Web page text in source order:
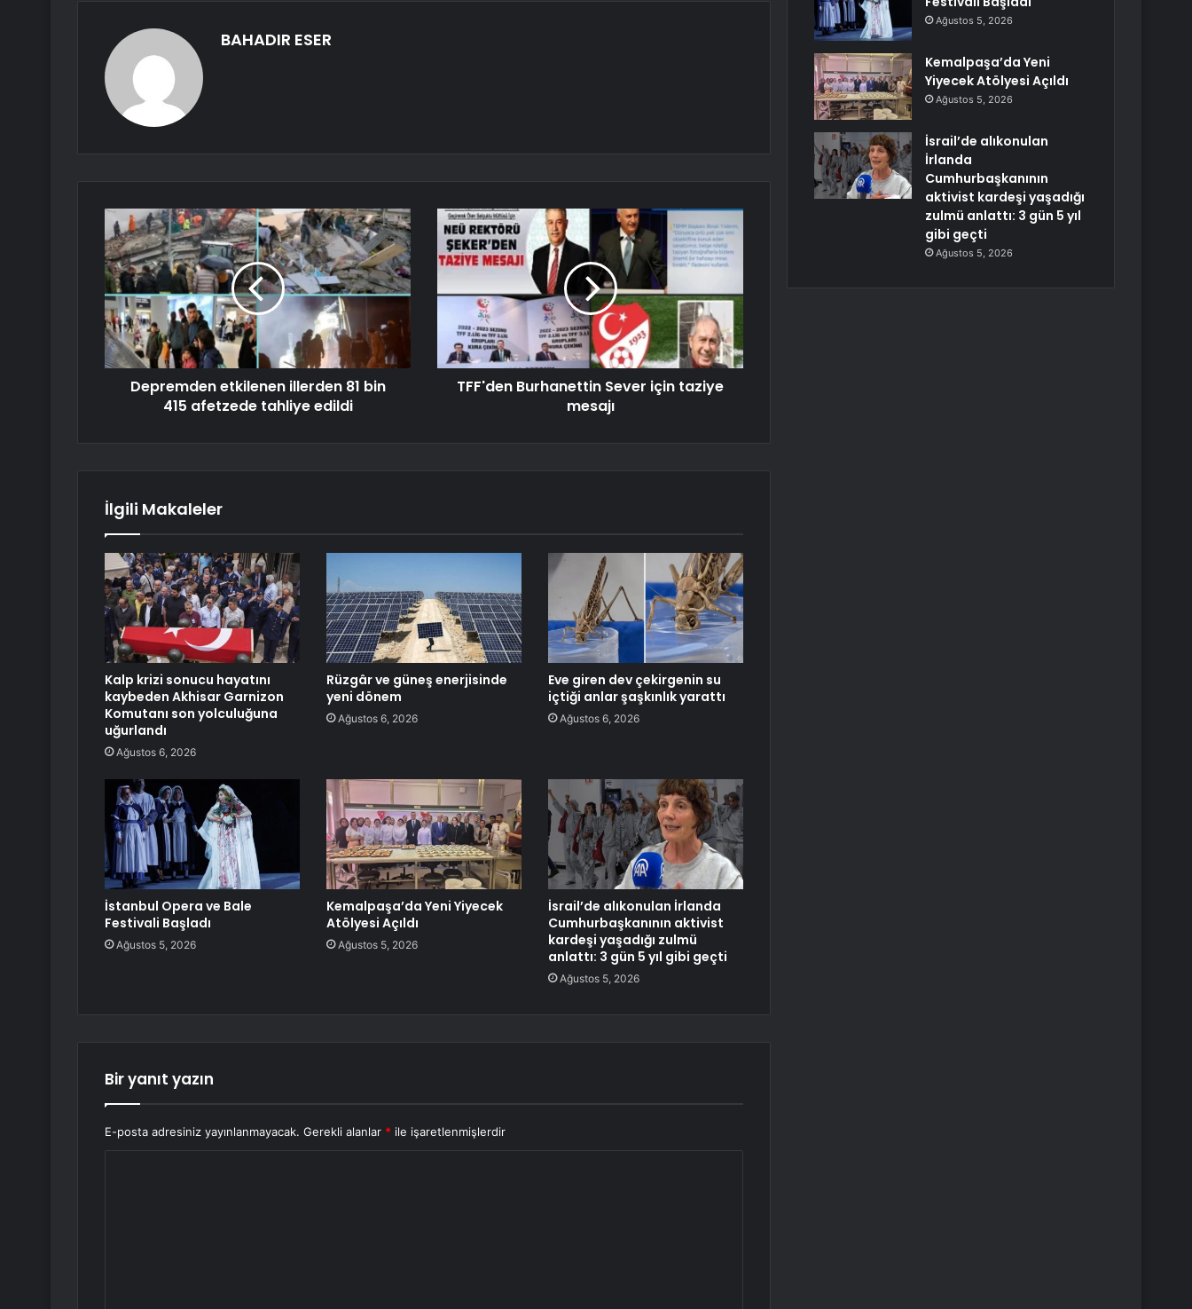
BAHADIR ESER
Depremden etkilenen illerden 81 bin
415 afetzede tahliye edildi
TFF'den Burhanettin Sever için taziye
mesajı
İlgili Makaleler
Kalp krizi sonucu hayatını
kaybeden Akhisar Garnizon
Komutanı son yolculuğuna
uğurlandı
Ağustos 6, 2026
Rüzgâr ve güneş enerjisinde
yeni dönem
Ağustos 6, 2026
Eve giren dev çekirgenin su
içtiği anlar şaşkınlık yarattı
Ağustos 6, 2026
İstanbul Opera ve Bale
Festivali Başladı
Ağustos 5, 2026
Kemalpaşa’da Yeni Yiyecek
Atölyesi Açıldı
Ağustos 5, 2026
İsrail’de alıkonulan İrlanda
Cumhurbaşkanının aktivist
kardeşi yaşadığı zulmü
anlattı: 3 gün 5 yıl gibi geçti
Ağustos 5, 2026
Bir yanıt yazın
E-posta adresiniz yayınlanmayacak. Gerekli alanlar * ile işaretlenmişlerdir
Ağustos 5, 2026
Kemalpaşa’da Yeni
Yiyecek Atölyesi Açıldı
Ağustos 5, 2026
İsrail’de alıkonulan
İrlanda
Cumhurbaşkanının
aktivist kardeşi yaşadığı
zulmü anlattı: 3 gün 5 yıl
gibi geçti
Ağustos 5, 2026